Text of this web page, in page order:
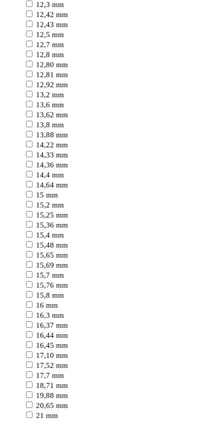
12,3 mm
12,42 mm
12,43 mm
12,5 mm
12,7 mm
12,8 mm
12,80 mm
12,81 mm
12,92 mm
13,2 mm
13,6 mm
13,62 mm
13,8 mm
13,88 mm
14,22 mm
14,33 mm
14,36 mm
14,4 mm
14,64 mm
15 mm
15,2 mm
15,25 mm
15,36 mm
15,4 mm
15,48 mm
15,65 mm
15,69 mm
15,7 mm
15,76 mm
15,8 mm
16 mm
16,3 mm
16,37 mm
16,44 mm
16,45 mm
17,10 mm
17,52 mm
17,7 mm
18,71 mm
19,88 mm
20,65 mm
21 mm